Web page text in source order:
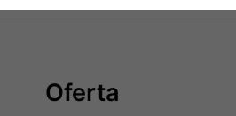
Oferta